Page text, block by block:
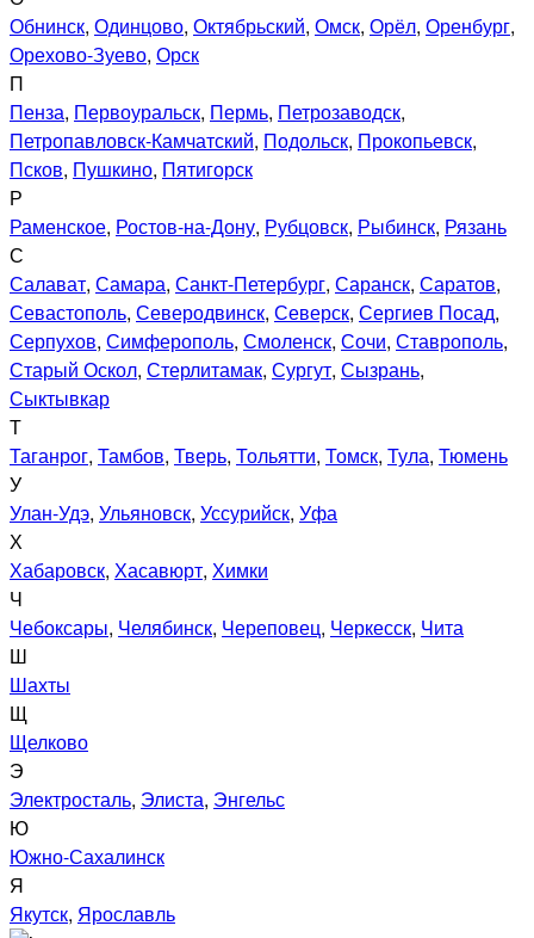
Обнинск, Одинцово, Октябрьский, Омск, Орёл, Оренбург,
Орехово-Зуево, Орск
П
Пенза, Первоуральск, Пермь, Петрозаводск,
Петропавловск-Камчатский, Подольск, Прокопьевск,
Псков, Пушкино, Пятигорск
Р
Раменское, Ростов-на-Дону, Рубцовск, Рыбинск, Рязань
С
Салават, Самара, Санкт-Петербург, Саранск, Саратов,
Севастополь, Северодвинск, Северск, Сергиев Посад,
Серпухов, Симферополь, Смоленск, Сочи, Ставрополь,
Старый Оскол, Стерлитамак, Сургут, Сызрань,
Сыктывкар
Т
Таганрог, Тамбов, Тверь, Тольятти, Томск, Тула, Тюмень
У
Улан-Удэ, Ульяновск, Уссурийск, Уфа
Х
Хабаровск, Хасавюрт, Химки
Ч
Чебоксары, Челябинск, Череповец, Черкесск, Чита
Ш
Шахты
Щ
Щелково
Э
Электросталь, Элиста, Энгельс
Ю
Южно-Сахалинск
Я
Якутск, Ярославль